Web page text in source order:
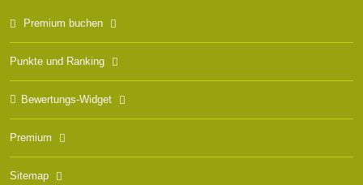
Premium buchen
Punkte und Ranking
Bewertungs-Widget
Premium
Sitemap